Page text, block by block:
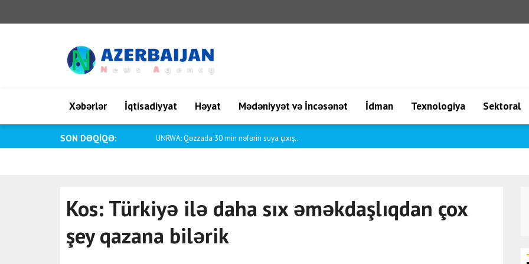
Xəbərlər İqtisadiyyat Həyat Mədəniyyət və İncəsənət İdman Texnologiya Sektoral
SON DƏQİQƏ: UNRWA: Qəzzada 30 min nəfərin suya çıxış..
Kos: Türkiyə ilə daha sıx əməkdaşlıqdan çox
şey qazana bilərik